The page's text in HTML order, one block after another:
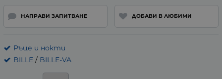
НАПРАВИ ЗАПИТВАНЕ ДОБАВИ В ЛЮБИМИ
Ръце и нокти
BILLE / BILLE-VA